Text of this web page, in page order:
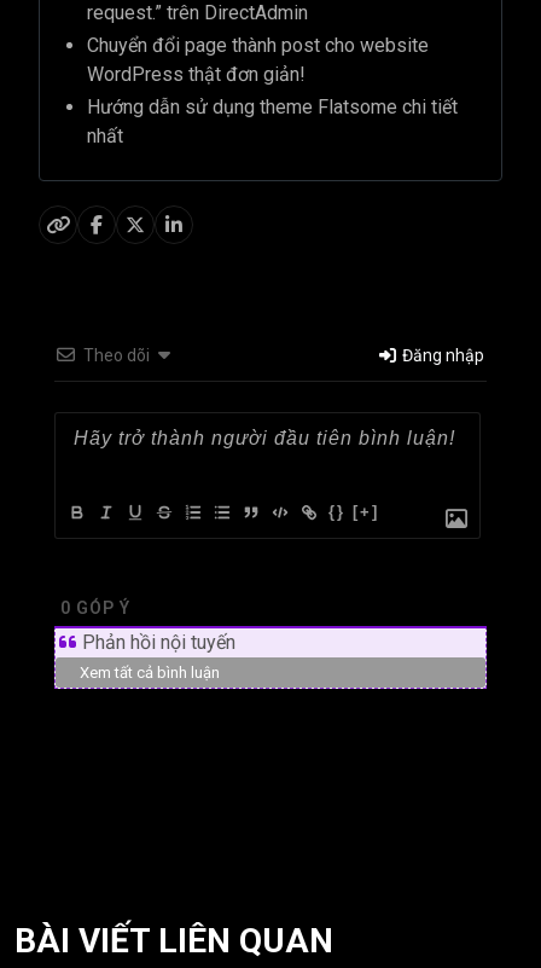
request.” trên DirectAdmin
Chuyển đổi page thành post cho website
WordPress thật đơn giản!
Hướng dẫn sử dụng theme Flatsome chi tiết
nhất
Theo dõi Đăng nhập
{} [+]
0 GÓP Ý
Phản hồi nội tuyến
Xem tất cả bình luận
BÀI VIẾT LIÊN QUAN